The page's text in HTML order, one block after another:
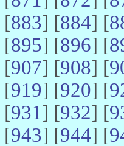
[883] [884] [
[895] [896] [
[907] [908] [
[919] [920] [
[931] [932] [
[943] [944] [